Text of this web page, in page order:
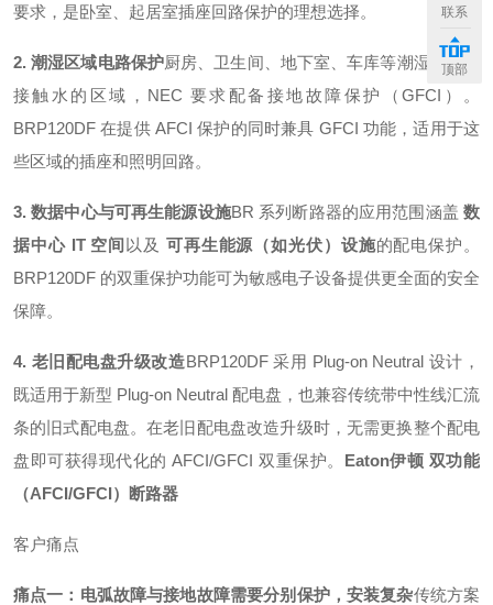
要求，是卧室、起居室插座回路保护的理想选择。
2. 潮湿区域电路保护厨房、卫生间、地下室、车库等潮湿或可能
接触水的区域，NEC 要求配备接地故障保护（GFCI）。
BRP120DF 在提供 AFCI 保护的同时兼具 GFCI 功能，适用于这
些区域的插座和照明回路。
3. 数据中心与可再生能源设施BR 系列断路器的应用范围涵盖数
据中心 IT 空间 以及 可再生能源（如光伏）设施的配电保护 。
BRP120DF 的双重保护功能可为敏感电子设备提供更全面的安全
保障。
4. 老旧配电盘升级改造BRP120DF 采用 Plug-on Neutral 设计，
既适用于新型 Plug-on Neutral 配电盘，也兼容传统带中性线汇流
条的旧式配电盘。在老旧配电盘改造升级时，无需更换整个配电
盘即可获得现代化的 AFCI/GFCI 双重保护。 Eaton伊顿 双功能
（AFCI/GFCI）断路器
客户痛点
痛点一：电弧故障与接地故障需要分别保护，安装复杂传统方案
联系
顶部